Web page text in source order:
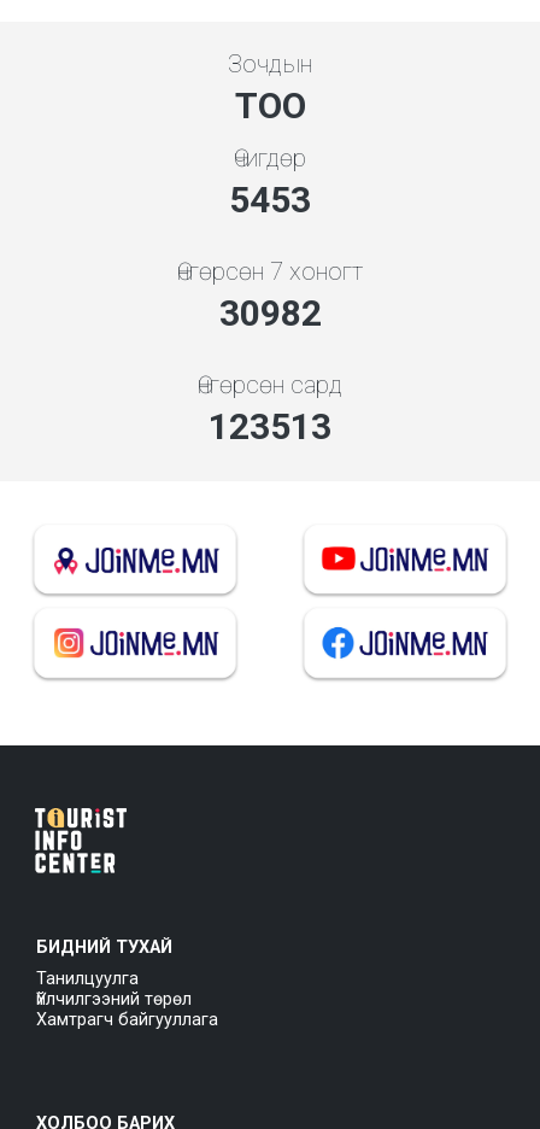
Зочдын
ТОО
Өчигдөр
5843
Өнгөрсөн 7 хоногт
33195
Өнгөрсөн сард
137765
БИДНИЙ ТУХАЙ
Танилцуулга
Үйлчилгээний төрөл
Хамтрагч байгууллага
ХОЛБОО БАРИХ